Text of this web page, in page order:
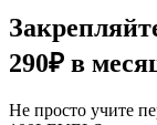
290₽ в
Не просто учите